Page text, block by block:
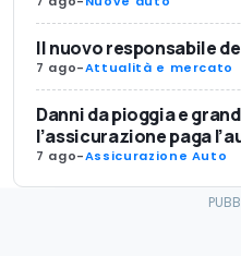
Il nuovo responsabile
7 ago-Attualità e mercato
Danni da pioggia e
l’assicurazione paga
7 ago-Assicurazione Auto